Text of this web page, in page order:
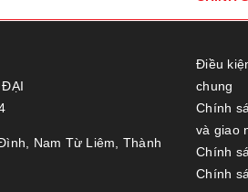
ĐẠI
Nam Từ Liêm, Thành
Điều
chung
Chính
và giao
Chính
Chính